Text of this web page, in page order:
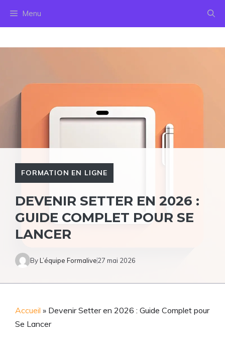
Menu
FORMATION EN LIGNE
DEVENIR SETTER EN 2026 :
GUIDE COMPLET POUR SE
LANCER
ByL’équipe Formalive27 mai 2026
Accueil » Devenir Setter en 2026 : Guide Complet pour
Se Lancer